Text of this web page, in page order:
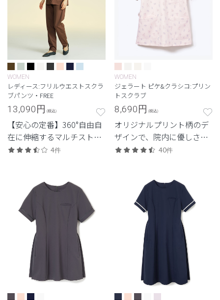
WOMEN
レディース:フリルウエストスクラ
ブパンツ・FREE
13,090円 (税込)
【安心の定番】360°自由自
在に伸縮するマルチストレ
ッチ素材を使用した定番・
4件
WOMEN
ジェラート ピケ&クラシコ:プリン
トスクラブ
8,690円 (税込)
オリジナルプリント柄のデ
ザインで、院内に優しさと
安心感を
40件